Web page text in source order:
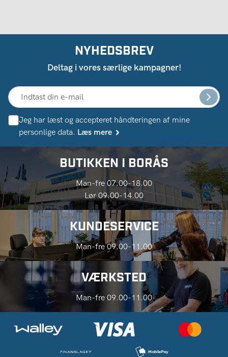
NYHEDSBREV
Deltag i vores særlige kampagner!
Jeg har læst og accepteret håndteringen af ​​mine
personlige data. Læs mere
BUTIKKEN I BORÅS
Man-fre 07.00-18.00
Lør 09.00-14.00
KUNDESERVICE
Man-fre 09.00-11.00
VÆRKSTED
Man-fre 09.00-11.00